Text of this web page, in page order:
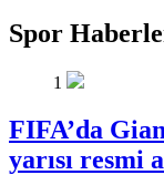
Spor
1
FIFA’da
yarısı resmi